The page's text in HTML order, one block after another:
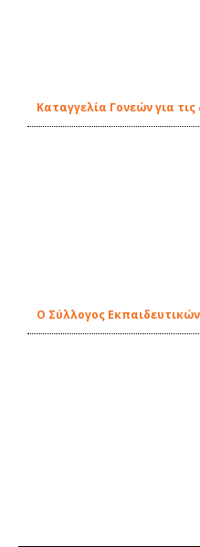
Καταγγελία Γονεών για
Ο Σύλλογος